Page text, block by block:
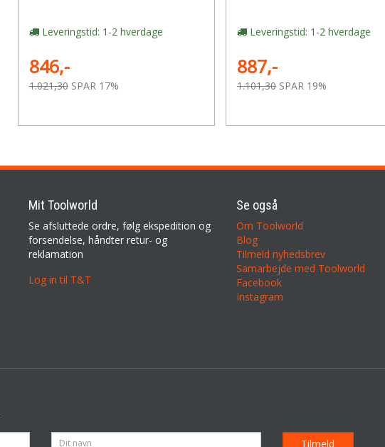
Leveringstid: 1-2 hverdage
846,-
1.021,30 SPAR 17%
Leveringstid: 1-2 hverdage
887,-
1.101,30 SPAR 19%
Mit Toolworld
Se afsluttede ordre, følg ekspedition og
forsendelse, håndter retur- og
reklamation
Log in til T&T
Se også
Om Toolworld
Blog
Tilmeld nyhedsbrev
Samarbejde med Toolworld
Facebook
Instagram